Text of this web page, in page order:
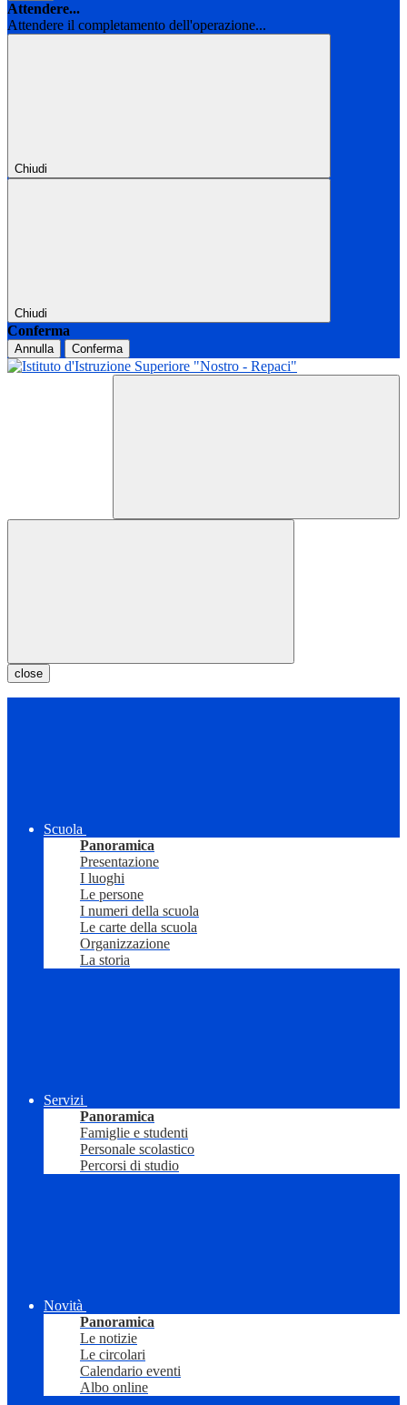
Attendere...
Attendere il completamento dell'operazione...
Chiudi
Chiudi
Conferma
Annulla Conferma
close
Scuola
Panoramica
Presentazione
I luoghi
Le persone
I numeri della scuola
Le carte della scuola
Organizzazione
La storia
Servizi
Panoramica
Famiglie e studenti
Personale scolastico
Percorsi di studio
Novità
Panoramica
Le notizie
Le circolari
Calendario eventi
Albo online